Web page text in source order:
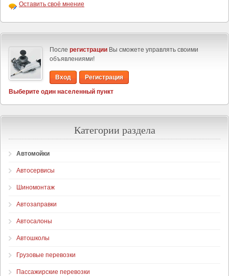
Оставить своё мнение
После регистрации Вы сможете управлять своими
объявлениями!
Вход
Регистрация
Выберите один населенный пункт
Категории раздела
Автомойки
Автосервисы
Шиномонтаж
Автозаправки
Автосалоны
Автошколы
Грузовые перевозки
Пассажирские перевозки